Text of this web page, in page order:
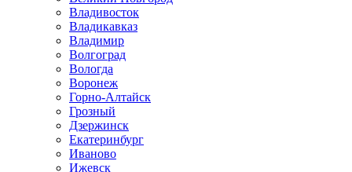
Владивосток
Владикавказ
Владимир
Волгоград
Вологда
Воронеж
Горно-Алтайск
Грозный
Дзержинск
Екатеринбург
Иваново
Ижевск